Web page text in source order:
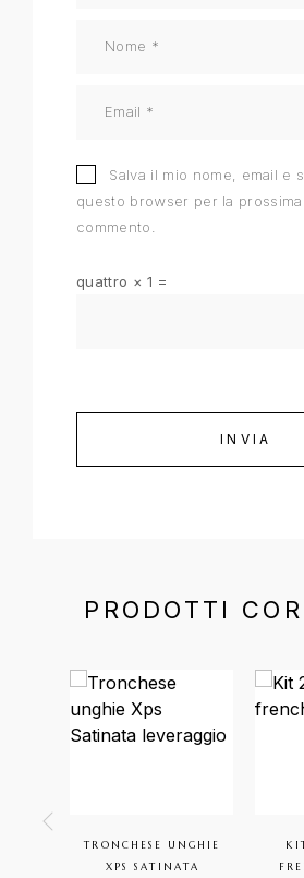
Salva il mio nome, email e
questo browser per la
commento.
quattro × 1 =
PRODOTTI
TRONCHESE UNGHIE
XPS SATINATA